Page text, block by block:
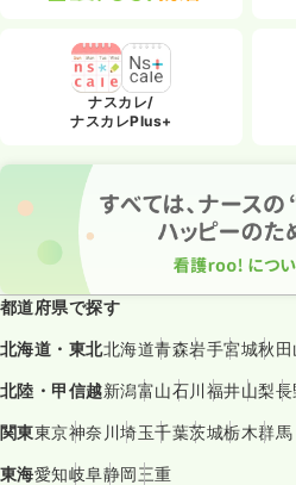
ナスカレ/
ナスカレPlus+
都道府県で探す
北海道・東北北海道青森岩手宮城秋田
北陸・甲信越新潟富山石川福井山梨長
関東東京神奈川埼玉千葉茨城栃木群馬
東海愛知岐阜静岡三重